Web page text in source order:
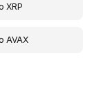
XRP
AVAX